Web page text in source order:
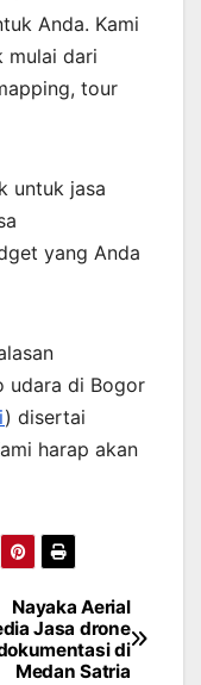
Anda. Kami
mulai dari
tour
untuk jasa
yang Anda
udara di Bogor
) disertai
harap akan
Nayaka Aerial
Jasa drone
di
Medan Satria